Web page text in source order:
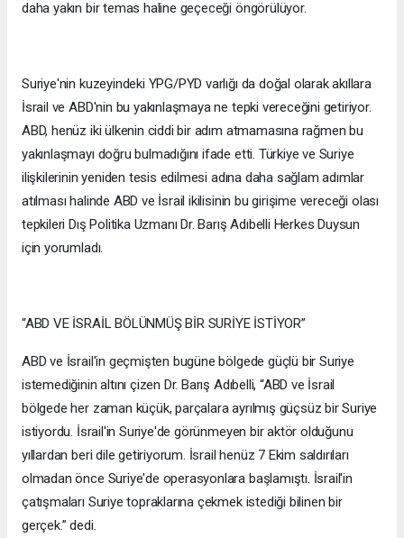
daha yakın bir temas haline geçeceği öngörülüyor.
Suriye'nin kuzeyindeki YPG/PYD varlığı da doğal olarak akıllara
İsrail ve ABD'nin bu yakınlaşmaya ne tepki vereceğini getiriyor.
ABD, henüz iki ülkenin ciddi bir adım atmamasına rağmen bu
yakınlaşmayı doğru bulmadığını ifade etti. Türkiye ve Suriye
ilişkilerinin yeniden tesis edilmesi adına daha sağlam adımlar
atılması halinde ABD ve İsrail ikilisinin bu girişime vereceği olası
tepkileri Dış Politika Uzmanı Dr. Barış Adıbelli Herkes Duysun
için yorumladı.
“ABD VE İSRAİL BÖLÜNMÜŞ BİR SURİYE İSTİYOR”
ABD ve İsrail'in geçmişten bugüne bölgede güçlü bir Suriye
istemediğinin altını çizen Dr. Barış Adıbelli, “ABD ve İsrail
bölgede her zaman küçük, parçalara ayrılmış güçsüz bir Suriye
istiyordu. İsrail'in Suriye'de görünmeyen bir aktör olduğunu
yıllardan beri dile getiriyorum. İsrail henüz 7 Ekim saldırıları
olmadan önce Suriye'de operasyonlara başlamıştı. İsrail'in
çatışmaları Suriye topraklarına çekmek istediği bilinen bir
gerçek.” dedi.